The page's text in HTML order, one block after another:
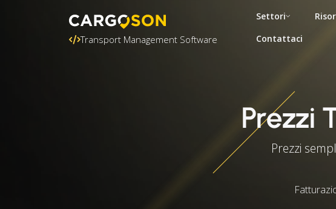
Transport Management Software
Settori
Contattaci
Prezzi
Prezzi